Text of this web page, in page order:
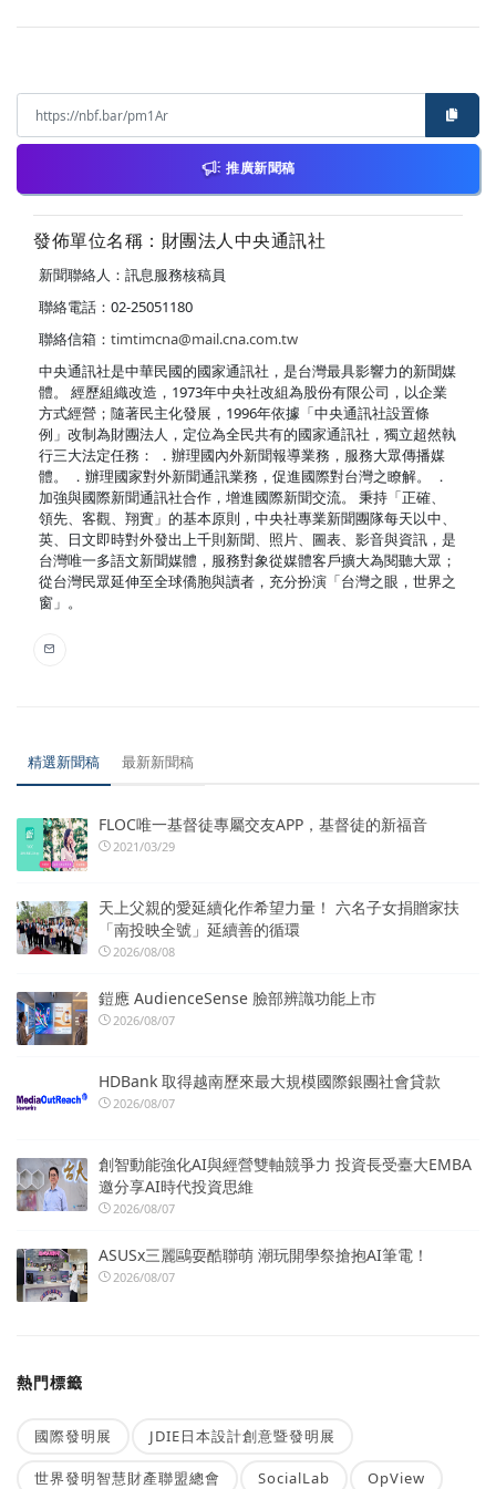
推廣新聞稿
發佈單位名稱：財團法人中央通訊社
新聞聯絡人：訊息服務核稿員
聯絡電話：02-25051180
聯絡信箱： timtimcna@mail.cna.com.tw
中央通訊社是中華民國的國家通訊社，是台灣最具影響力的新聞媒
體。 經歷組織改造，1973年中央社改組為股份有限公司，以企業
方式經營；隨著民主化發展，1996年依據「中央通訊社設置條
例」改制為財團法人，定位為全民共有的國家通訊社，獨立超然執
行三大法定任務： ．辦理國內外新聞報導業務，服務大眾傳播媒
體。 ．辦理國家對外新聞通訊業務，促進國際對台灣之瞭解。 ．
加強與國際新聞通訊社合作，增進國際新聞交流。 秉持「正確、
領先、客觀、翔實」的基本原則，中央社專業新聞團隊每天以中、
英、日文即時對外發出上千則新聞、照片、圖表、影音與資訊，是
台灣唯一多語文新聞媒體，服務對象從媒體客戶擴大為閱聽大眾；
從台灣民眾延伸至全球僑胞與讀者，充分扮演「台灣之眼，世界之
窗」。
精選新聞稿 最新新聞稿
FLOC唯一基督徒專屬交友APP，基督徒的新福音
2021/03/29
天上父親的愛延續化作希望力量！ 六名子女捐贈家扶
「南投映全號」延續善的循環
2026/08/08
鎧應 AudienceSense 臉部辨識功能上市
2026/08/07
HDBank 取得越南歷來最大規模國際銀團社會貸款
2026/08/07
創智動能強化AI與經營雙軸競爭力 投資長受臺大EMBA
邀分享AI時代投資思維
2026/08/07
ASUSx三麗鷗耍酷聯萌 潮玩開學祭搶抱AI筆電！
2026/08/07
熱門標籤
國際發明展 JDIE日本設計創意暨發明展
世界發明智慧財產聯盟總會 SocialLab OpView